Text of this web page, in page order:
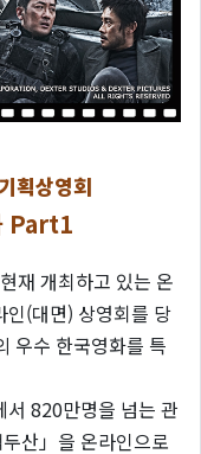
획상영회
Part1
재 개최하고 있는 온
(대면) 상영회를 당
우수 한국영화를 특
서 820만명을 넘는 관
산」을 온라인으로